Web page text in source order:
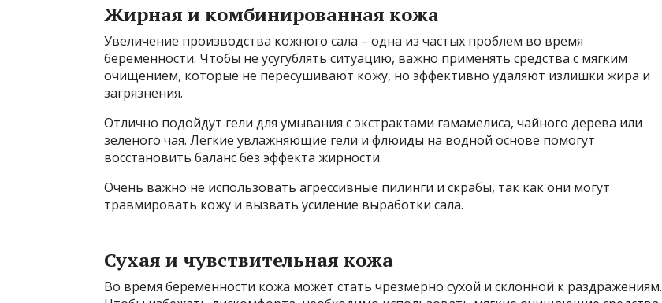
Жирная и комбинированная кожа
Увеличение производства кожного сала – одна из частых проблем во время
беременности. Чтобы не усугублять ситуацию, важно применять средства с мягким
очищением, которые не пересушивают кожу, но эффективно удаляют излишки жира и
загрязнения.
Отлично подойдут гели для умывания с экстрактами гамамелиса, чайного дерева или
зеленого чая. Легкие увлажняющие гели и флюиды на водной основе помогут
восстановить баланс без эффекта жирности.
Очень важно не использовать агрессивные пилинги и скрабы, так как они могут
травмировать кожу и вызвать усиление выработки сала.
Сухая и чувствительная кожа
Во время беременности кожа может стать чрезмерно сухой и склонной к раздражениям.